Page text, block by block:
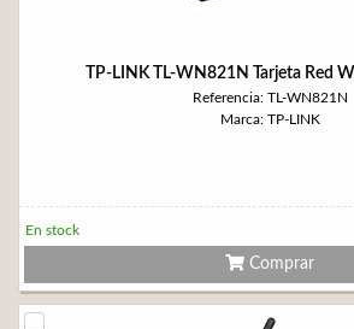
TP-LINK TL-WN821N Tarjeta Red
Referencia: TL-WN821N
Marca: TP-LINK
En stock
Comprar